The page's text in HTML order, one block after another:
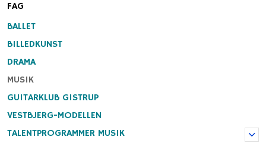
FAG
BALLET
BILLEDKUNST
DRAMA
MUSIK
GUITARKLUB GISTRUP
VESTBJERG-MODELLEN
TALENTPROGRAMMER MUSIK